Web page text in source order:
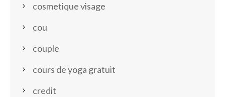
cosmetique visage
cou
couple
cours de yoga gratuit
credit